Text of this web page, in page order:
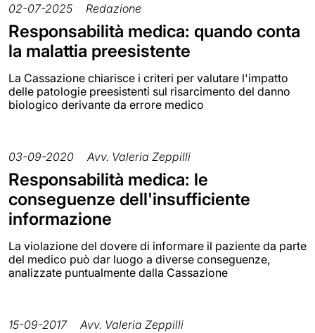
02-07-2025 Redazione
Responsabilità medica: quando conta
la malattia preesistente
La Cassazione chiarisce i criteri per valutare l'impatto
delle patologie preesistenti sul risarcimento del danno
biologico derivante da errore medico
03-09-2020 Avv. Valeria Zeppilli
Responsabilità medica: le
conseguenze dell'insufficiente
informazione
La violazione del dovere di informare il paziente da parte
del medico può dar luogo a diverse conseguenze,
analizzate puntualmente dalla Cassazione
15-09-2017 Avv. Valeria Zeppilli